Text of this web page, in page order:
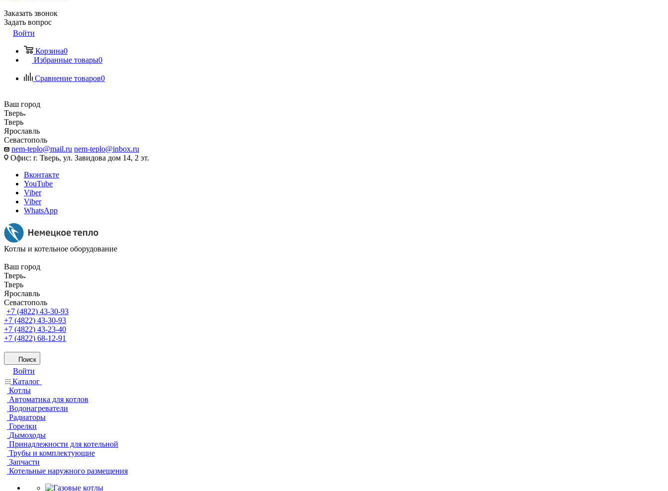
Заказать звонок
Задать вопрос
Войти
Корзина0
Избранные товары0
Сравнение товаров0
Ваш город
Тверь
Тверь
Ярославль
Севастополь
nem-teplo@mail.ru nem-teplo@inbox.ru
Офис: г. Тверь, ул. Завидова дом 14, 2 эт.
Вконтакте
YouTube
Viber
Viber
WhatsApp
Котлы и котельное оборудование
Ваш город
Тверь
Тверь
Ярославль
Севастополь
+7 (4822) 43-30-93
+7 (4822) 43-30-93
+7 (4822) 43-23-40
+7 (4822) 68-12-91
Поиск
Войти
Каталог
Котлы
Автоматика для котлов
Водонагреватели
Радиаторы
Горелки
Дымоходы
Принадлежности для котельной
Трубы и комплектующие
Запчасти
Котельные наружного размещения